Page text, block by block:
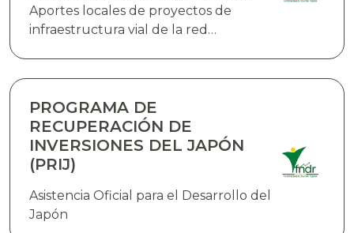
Aportes locales de proyectos de
infraestructura vial de la red
vial en rutas urbanas e interurbanas,
Infraestructura aeroportuaria y
equipamiento, Adquisición de bienes
PROGRAMA DE
RECUPERACIÓN DE
INVERSIONES DEL JAPÓN
(PRIJ)
Asistencia Oficial para el Desarrollo del
Japón